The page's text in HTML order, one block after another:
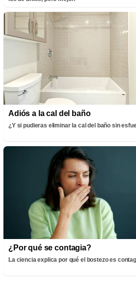
Adiós a la cal del baño
¿Y si pudieras eliminar la cal del baño sin
¿Por qué se contagia?
La ciencia explica por qué el bostezo es